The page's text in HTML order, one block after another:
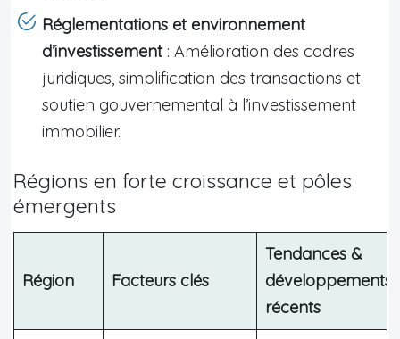
Réglementations et environnement
d’investissement: Amélioration des cadres
juridiques, simplification des transactions et
soutien gouvernemental à l’investissement
immobilier.
Régions en forte croissance et pôles
émergents
Région Facteurs clés
Tendances &
développements
récents